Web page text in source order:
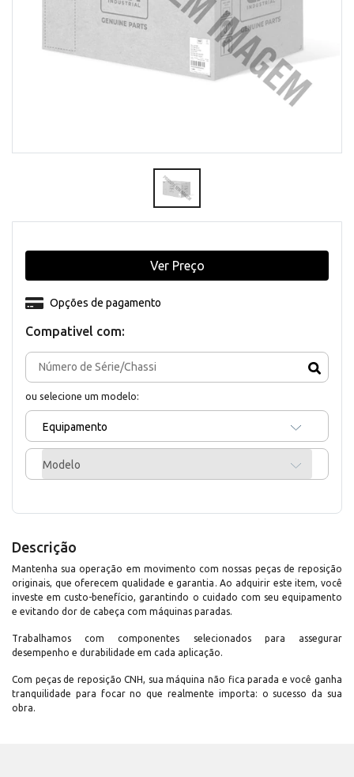
Compativel com:
ou selecione um modelo:
Equipamento
Modelo
Opções de pagamento
Ver Preço
Descrição
Mantenha sua operação em movimento com nossas peças de reposição
originais, que oferecem qualidade e garantia. Ao adquirir este item, você
investe em custo-benefício, garantindo o cuidado com seu equipamento
e evitando dor de cabeça com máquinas paradas.
Trabalhamos com componentes selecionados para assegurar
desempenho e durabilidade em cada aplicação.
Com peças de reposição CNH, sua máquina não fica parada e você ganha
tranquilidade para focar no que realmente importa: o sucesso da sua
obra.